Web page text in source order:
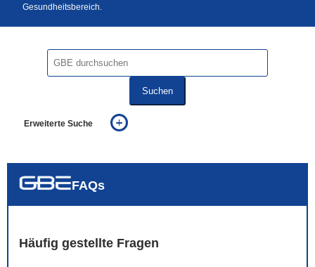
Gesundheitsbereich.
Suchen
Erweiterte Suche
auch in allen Texten suchen (Volltextsuche)
FAQs
Häufig gestellte Fragen